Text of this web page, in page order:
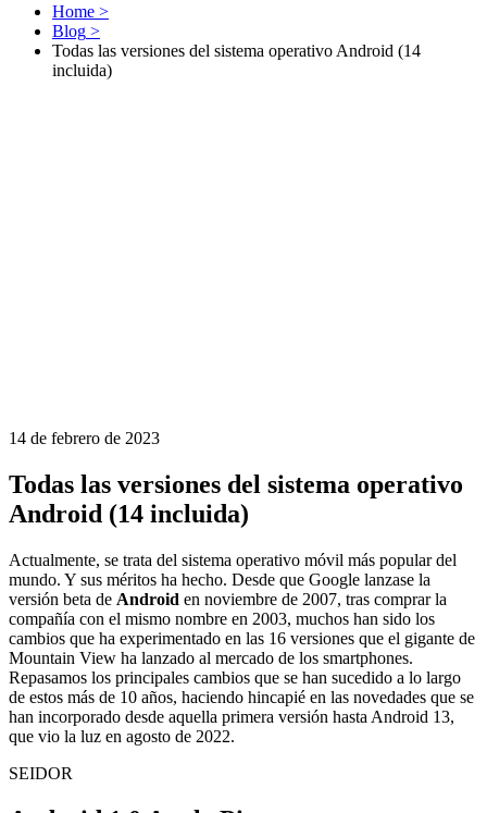
Home >
Blog >
Todas las versiones del sistema operativo Android (14
incluida)
14 de febrero de 2023
Todas las versiones del sistema operativo
Android (14 incluida)
Actualmente, se trata del sistema operativo móvil más popular del
mundo. Y sus méritos ha hecho. Desde que Google lanzase la
versión beta de Android en noviembre de 2007, tras comprar la
compañía con el mismo nombre en 2003, muchos han sido los
cambios que ha experimentado en las 16 versiones que el gigante de
Mountain View ha lanzado al mercado de los smartphones.
Repasamos los principales cambios que se han sucedido a lo largo
de estos más de 10 años, haciendo hincapié en las novedades que se
han incorporado desde aquella primera versión hasta Android 13,
que vio la luz en agosto de 2022.
SEIDOR